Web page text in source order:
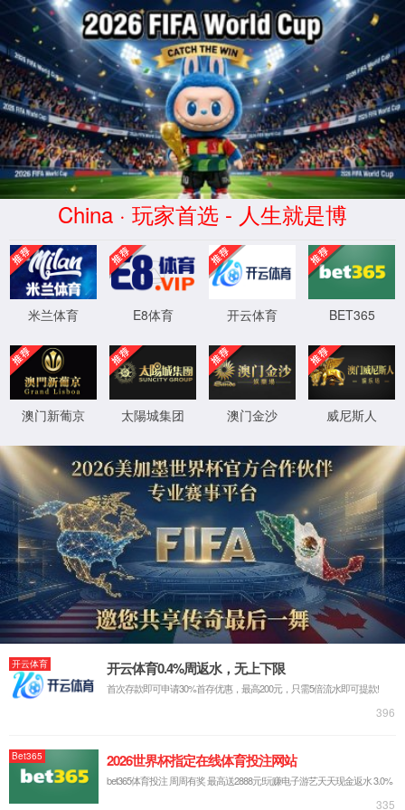
js4399金沙线(集团)有限公司|主
页欢迎您
抱歉，您的访问疑似攻击请求，已被系统自动拦截，如为误封请
联系客服。
XML 地图